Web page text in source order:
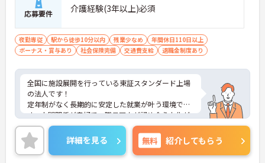
応募要件 介護経験(3年以上)必須
夜勤専従 駅から徒歩10分以内 残業少なめ
年間休日110日以上
ボーナス・賞与あり
社会保険完備 交通費支給 退職金制度あり
全国に施設展開を行っている東証スタンダード上場
の法人です！
定年制がなく長期的に安定した就業が叶う環境で
す。人間関係が良好で、職員同士が認め合う文化が
根付いています。
ご興味のある方には、面接対策ポイントなど、さら
に詳細をご案内しますのでお気軽にご相談くださ
い！
詳細を見る 無料 紹介してもらう